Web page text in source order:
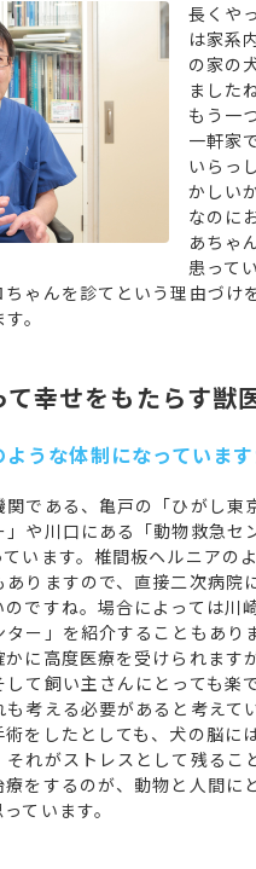
長くや
は家系
の家の
ました
もう一
一軒家
いらっ
かしい
なのに
あちゃ
患って
ゃんを診てという理由づ
。
幸せをもたらす獣
うな体制になっています
である、亀戸の「ひがし東
や川口にある「動物救急セ
います。椎間板ヘルニアの
りますので、直接二次病院
ですね。場合によっては川
ター」を紹介することもあり
に高度医療を受けられますが
て飼い主さんにとっても楽
考える必要があると考えて
をしたとしても、犬の脳に
れがストレスとして残るこ
をするのが、動物と人間に
ています。